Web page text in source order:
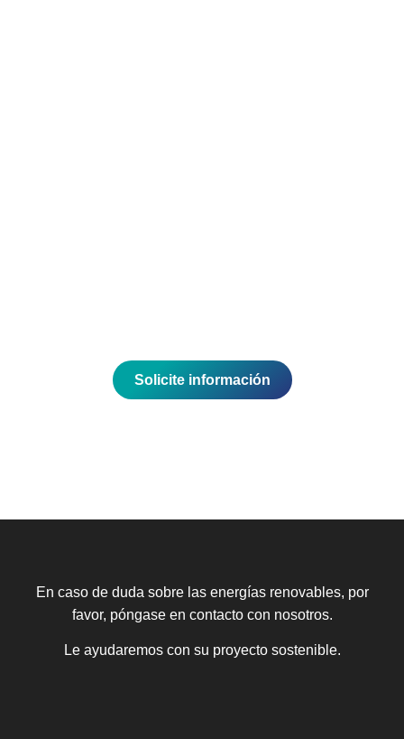
Solicite información
En caso de duda sobre las energías renovables, por
favor, póngase en contacto con nosotros.
Le ayudaremos con su proyecto sostenible.